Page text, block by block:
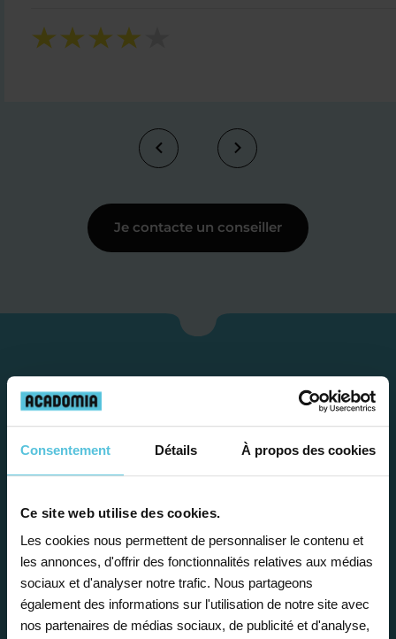
Consentement Détails À propos des cookies
Ce site web utilise des cookies.
Les cookies nous permettent de personnaliser le contenu et
les annonces, d'offrir des fonctionnalités relatives aux médias
sociaux et d'analyser notre trafic. Nous partageons
également des informations sur l'utilisation de notre site avec
nos partenaires de médias sociaux, de publicité et d'analyse,
Je contacte un conseiller
Étape 1
Je vous propose un
bilan personnalisé